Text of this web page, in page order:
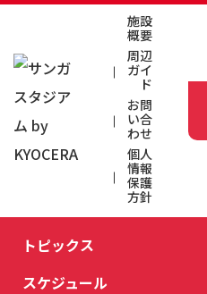
施設
概要
周辺
ガイ
ド
お問
い合
わせ
個人
情報
保護
方針
トピックス
スケジュール
ホーム
トピックス